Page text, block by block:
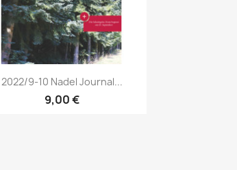
Vorschau
2022/9-10 Nadel Journal...
9,00 €